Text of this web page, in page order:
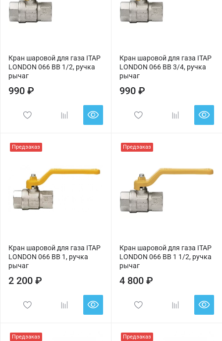
Кран шаровой для газа ITAP
LONDON 066 ВВ 1/2, ручка
рычаг
990 ₽
Кран шаровой для газа ITAP
LONDON 066 ВВ 3/4, ручка
рычаг
990 ₽
Предзаказ
Кран шаровой для газа ITAP
LONDON 066 ВВ 1, ручка
рычаг
2 200 ₽
Предзаказ
Кран шаровой для газа ITAP
LONDON 066 ВВ 1 1/2, ручка
рычаг
4 800 ₽
Предзаказ Предзаказ